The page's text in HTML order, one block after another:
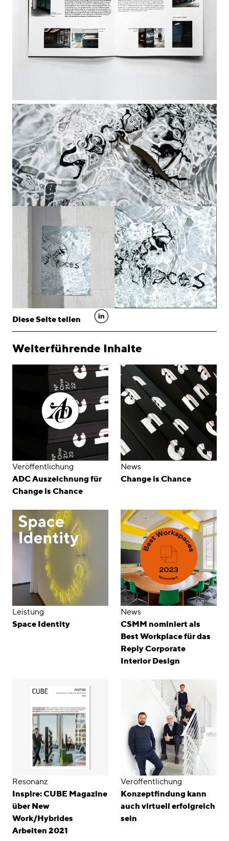
Diese Seite teilen linkedin
Weiterführende Inhalte
Veröffentlichung
ADC Auszeichnung für
Change is Chance
News
Change is Chance
Leistung
Space Identity
News
CSMM nominiert als
Best Workplace für das
Reply Corporate
Interior Design
Resonanz
Inspire: CUBE Magazine
über New
Work/Hybrides
Arbeiten 2021
Veröffentlichung
Konzeptfindung kann
auch virtuell erfolgreich
sein